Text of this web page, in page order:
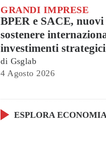
GRANDI IMPRESE
BPER e SACE,
sostenere
investimenti strategici
di Gsglab
4 Agosto 2026
ESPLORA